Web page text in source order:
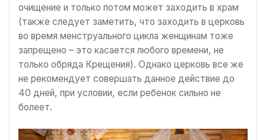
очищение и только потом может заходить в храм
(также следует заметить, что заходить в церковь
во время менструального цикла женщинам тоже
запрещено – это касается любого времени, не
только обряда Крещения). Однако церковь все же
не рекомендует совершать данное действие до
40 дней, при условии, если ребенок сильно не
болеет.